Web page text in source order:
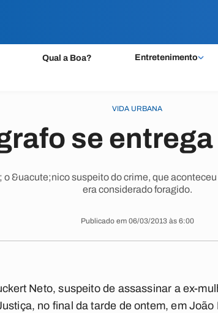
Qual a Boa? Entretenimento
VIDA URBANA
se
&uacute;nico suspeito do crime, que
era considerado foragido.
Publicado em 06/03/2013 às 6:00
Neto, suspeito de assassinar a ex-
no final da tarde de ontem, em João